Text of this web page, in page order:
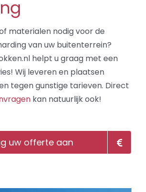
materialen nodig voor de
van uw buitenterrein?
helpt u graag met een
Wij leveren en plaatsen
tegen gunstige tarieven. Direct
kan natuurlijk ook!
uw offerte aan